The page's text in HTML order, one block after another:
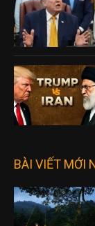
BÀI VIẾT MỚI